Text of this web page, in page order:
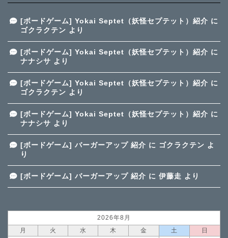
[ボードゲーム] Yokai Septet（妖怪セプテット）紹介 に
ゴクラクテン より
[ボードゲーム] Yokai Septet（妖怪セプテット）紹介 に
ナナシサ より
[ボードゲーム] Yokai Septet（妖怪セプテット）紹介 に
ゴクラクテン より
[ボードゲーム] Yokai Septet（妖怪セプテット）紹介 に
ナナシサ より
[ボードゲーム] バーガーアップ 紹介 に ゴクラクテン よ
り
[ボードゲーム] バーガーアップ 紹介 に 伊藤走 より
2026年8月
月
火 水 木 金 土
日